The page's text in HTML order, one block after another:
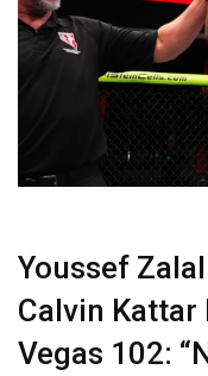
Youssef
Calvin Kattar
Vegas 102: